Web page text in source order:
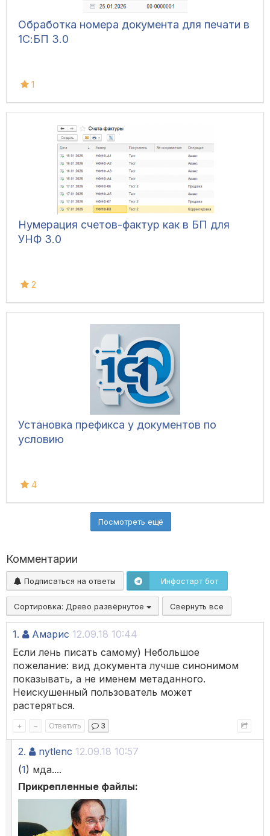
Обработка номера документа для печати в
1С:БП 3.0
1
Нумерация счетов-фактур как в БП для
УНФ 3.0
2
Установка префикса у документов по
условию
4
Посмотреть ещё
Комментарии
Подписаться на ответы Инфостарт бот
Сортировка: Древо развёрнутое Свернуть все
1. Амарис 12.09.18 10:44
Если лень писать самому) Небольшое
пожелание: вид документа лучше синонимом
показывать, а не именем метаданного.
Неискушенный пользователь может
растеряться.
+ – Ответить 3
2. nytlenc 12.09.18 10:57
(1) мда....
Прикрепленные файлы: